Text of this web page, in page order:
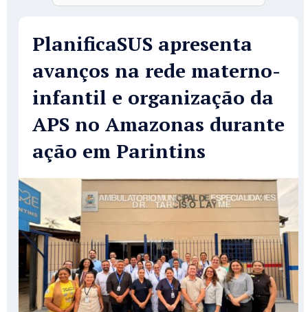
PlanificaSUS apresenta
avanços na rede materno-
infantil e organização da
APS no Amazonas durante
ação em Parintins